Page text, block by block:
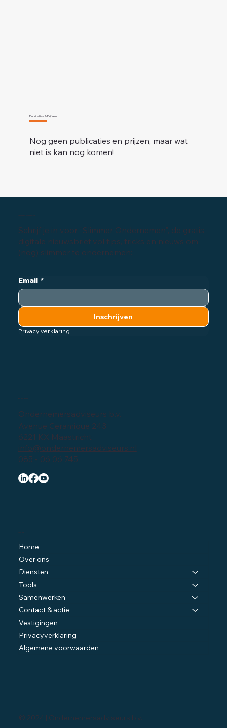
Publicaties & Prijzen
Nog geen publicaties en prijzen, maar wat
niet is kan nog komen!
© 2024 | Ondernemersadviseurs b.v.
Inschrijven digitale nieuwsbrief
Schrijf je in voor "Slimmer Ondernemen", de gratis
digitale nieuwsbrief vol tips, tricks en nieuws om
(nog) slimmer te ondernemen:
Bedrijfsgegevens
Ondernemersadviseurs b.v.
Avenue Ceramique 243
6221 KX Maastricht
info@ondernemersadviseurs.nl
085 - 06 06 745
Navigatie
Home
Over ons
Diensten
Tools
Samenwerken
Contact & actie
Vestigingen
Privacyverklaring
Algemene voorwaarden
Email *
Inschrijven
Privacy verklaring